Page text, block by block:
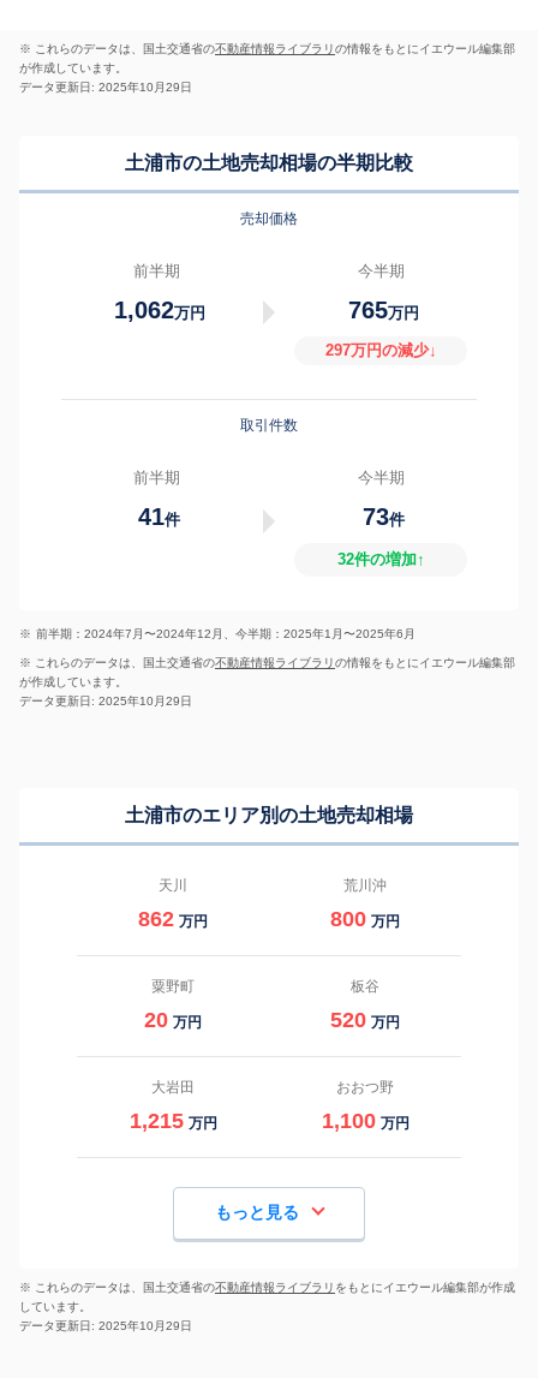
※ これらのデータは、国土交通省の不動産情報ライブラリの情報をもとにイエウール編集部
が作成しています。
データ更新日: 2025年10月29日
土浦市の土地売却相場の半期比較
売却価格
前半期
1,062万円
今半期
765万円
297万円の減少↓
取引件数
前半期
41件
今半期
73件
32件の増加↑
※ 前半期：2024年7月〜2024年12月、今半期：2025年1月〜2025年6月
※ これらのデータは、国土交通省の不動産情報ライブラリの情報をもとにイエウール編集部
が作成しています。
データ更新日: 2025年10月29日
土浦市のエリア別の土地売却相場
天川
862 万円
荒川沖
800 万円
粟野町
20 万円
板谷
520 万円
大岩田
1,215 万円
おおつ野
1,100 万円
もっと見る
※ これらのデータは、国土交通省の不動産情報ライブラリ をもとにイエウール編集部が作成
しています。
データ更新日: 2025年10月29日